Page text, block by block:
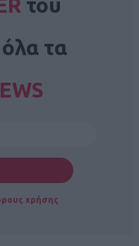
του
τα
χρήσης